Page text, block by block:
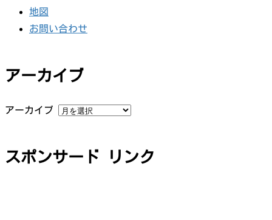
地図
お問い合わせ
アーカイブ
アーカイブ
スポンサード リンク